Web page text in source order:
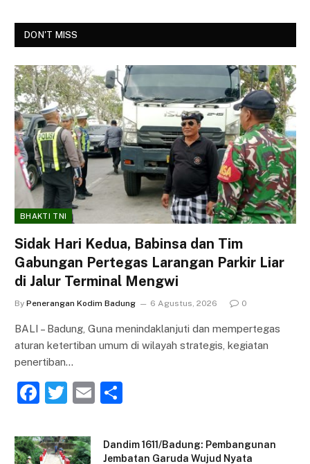
DON'T MISS
BHAKTI TNI
Sidak Hari Kedua, Babinsa dan Tim
Gabungan Pertegas Larangan Parkir Liar
di Jalur Terminal Mengwi
By Penerangan Kodim Badung 6 Agustus, 2026 0
BALI – Badung, Guna menindaklanjuti dan mempertegas
aturan ketertiban umum di wilayah strategis, kegiatan
penertiban…
F
c
e
T
itt
er
E
ai ar
e
Dandim 1611/Badung: Pembangunan
Jembatan Garuda Wujud Nyata